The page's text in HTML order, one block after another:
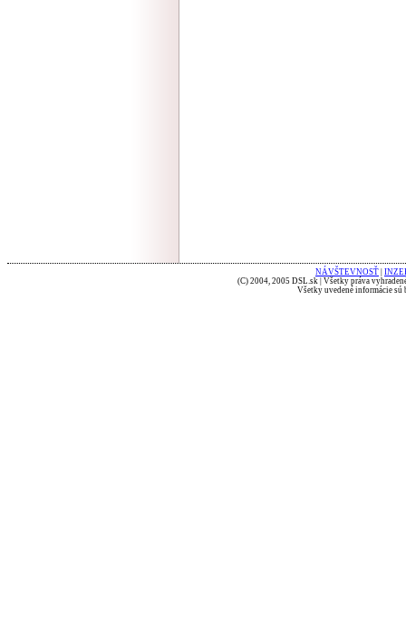
NÁVŠTEVNOSŤ
(C) 2004, 2005 DSL.sk | Všetky práva
Všetky uvedené informácie sú